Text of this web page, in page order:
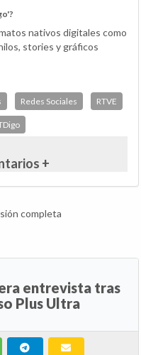
nativos digitales como
stories y gráficos
Redes Sociales RTVE
+
completa
entrevista tras
Plus Ultra